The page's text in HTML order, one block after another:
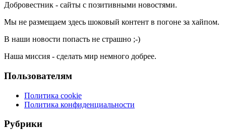
Добровестник - сайты с позитивными новостями.
Мы не размещаем здесь шоковый контент в погоне за хайпом.
В наши новости попасть не страшно ;-)
Наша миссия - сделать мир немного добрее.
Пользователям
Политика cookie
Политика конфиденциальности
Рубрики